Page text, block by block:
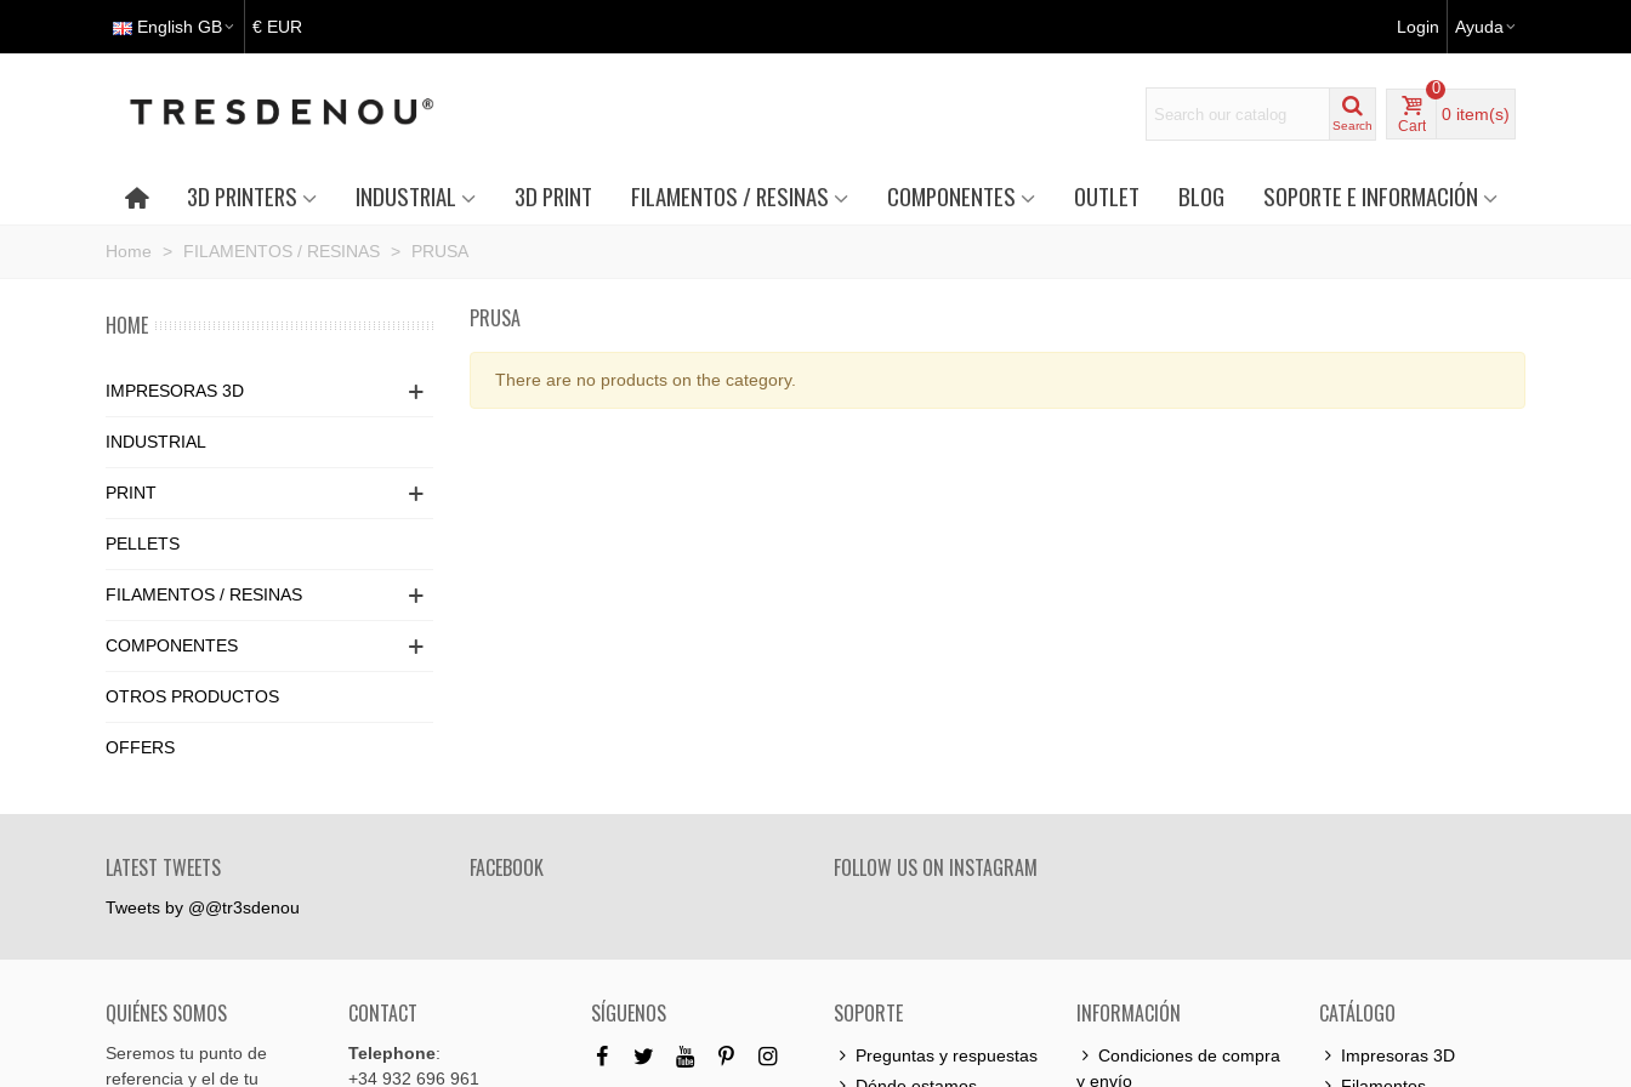
English GB € EUR Login Ayuda
Search Cart
0
0 item(s)
3D PRINTERS INDUSTRIAL 3D PRINT FILAMENTOS / RESINAS COMPONENTES OUTLET BLOG SOPORTE E INFORMACIÓN
Home > FILAMENTOS / RESINAS > PRUSA
HOME
IMPRESORAS 3D
INDUSTRIAL
PRINT
PELLETS
FILAMENTOS / RESINAS
COMPONENTES
OTROS PRODUCTOS
OFFERS
PRUSA
There are no products on the category.
LATEST TWEETS
Tweets by @@tr3sdenou
FACEBOOK FOLLOW US ON INSTAGRAM
QUIÉNES SOMOS
Seremos tu punto de
referencia y el de tu
CONTACT
Telephone:
+34 932 696 961
SÍGUENOS SOPORTE
Preguntas y respuestas
INFORMACIÓN
Condiciones de compra
y envío
CATÁLOGO
Impresoras 3D